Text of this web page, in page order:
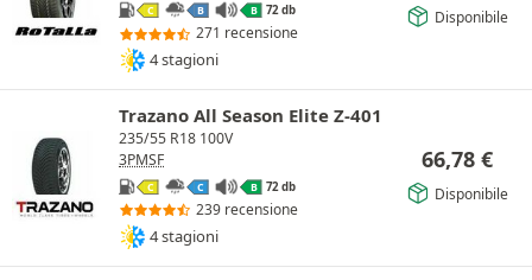
C B B 72 db
271 recensione
4 stagioni
Disponibile
Trazano All Season Elite Z-401
235/55 R18 100V
3PMSF
C C B 72 db
239 recensione
4 stagioni
66,78 €
Disponibile